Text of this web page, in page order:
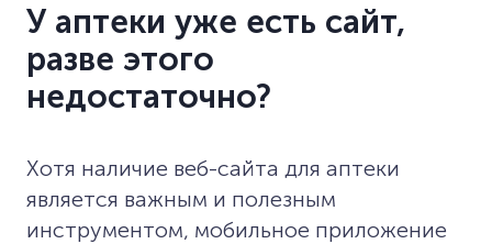
У аптеки уже есть сайт,
разве этого
недостаточно?
Хотя наличие веб-сайта для аптеки
является важным и полезным
инструментом, мобильное приложение